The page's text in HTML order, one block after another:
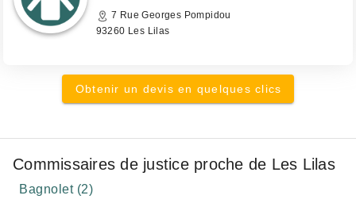
7 Rue Georges Pompidou
93260 Les Lilas
Obtenir un devis en quelques clics
Commissaires de justice proche de Les Lilas
Bagnolet (2)